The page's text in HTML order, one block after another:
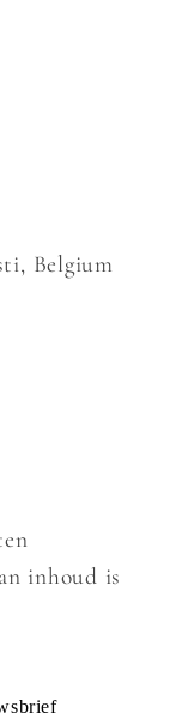
Belgium
inhoud is